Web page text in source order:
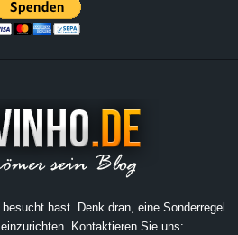
hast. Denk dran, eine Sonderregel
Kontaktieren Sie uns: